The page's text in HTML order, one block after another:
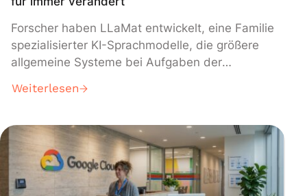
Forscher haben LLaMat entwickelt, eine Familie
spezialisierter KI-Sprachmodelle, die größere
allgemeine Systeme bei Aufgaben der
übertreffen. Die Modelle, basierend auf der
30 Milliarden Token wissenschaftlicher
Literatur, offenbarten eine unerwartete
Erkenntnis: LLaMA-2 passt sich
spezialisierterem Training besser an als das
Weiterlesen